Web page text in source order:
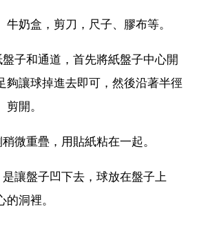
奶盒，剪刀，尺子、膠布等。
子和通道，首先將紙盤子中心開
夠讓球掉進去即可，然後沿著半徑
開。
微重疊，用貼紙粘在一起。
讓盤子凹下去，球放在盤子上
洞裡。